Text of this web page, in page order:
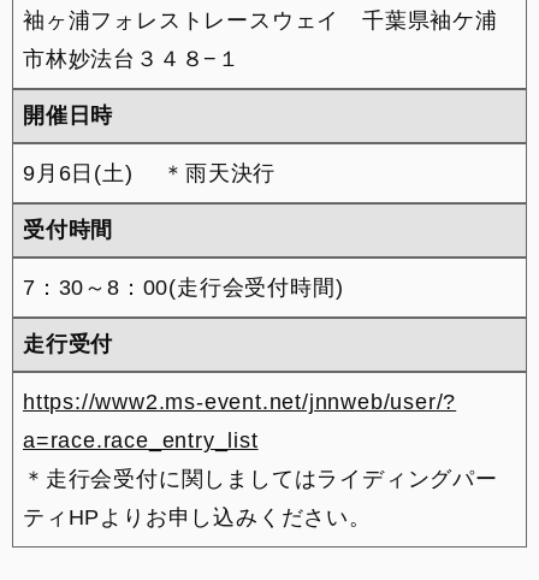
袖ヶ浦フォレストレースウェイ 千葉県袖ケ浦
市林妙法台３４８−１
開催日時
9月6日(土) ＊雨天決行
受付時間
7：30～8：00(走行会受付時間)
走行受付
https://www2.ms-event.net/jnnweb/user/?
a=race.race_entry_list
＊走行会受付に関しましてはライディングパー
ティHPよりお申し込みください。